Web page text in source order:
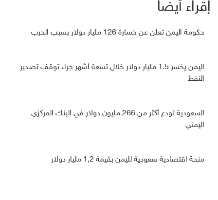
إقراء أيضاً
حكومة اليمن تعلن عن خسارة 126 مليار دولار بسبب الحرب
اليمن يخسر 1.5 مليار دولار خلال تسعة أشهر جراء توقف تصدير
النفط
السعودية تودع أكثر من 266 مليون دولار في البنك المركزي
اليمني
منحة اقتصادية سعودية لليمن بقيمة 1,2 مليار دولار